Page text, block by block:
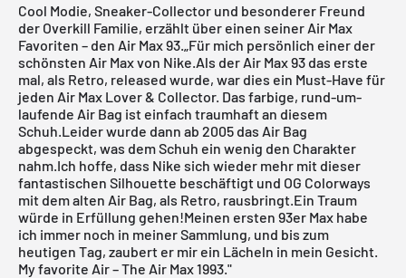
Cool Modie, Sneaker-Collector und besonderer Freund
der Overkill Familie, erzählt über einen seiner Air Max
Favoriten – den Air Max 93.„Für mich persönlich einer der
schönsten Air Max von Nike.Als der Air Max 93 das erste
mal, als Retro, released wurde, war dies ein Must-Have für
jeden Air Max Lover & Collector. Das farbige, rund-um-
laufende Air Bag ist einfach traumhaft an diesem
Schuh.Leider wurde dann ab 2005 das Air Bag
abgespeckt, was dem Schuh ein wenig den Charakter
nahm.Ich hoffe, dass Nike sich wieder mehr mit dieser
fantastischen Silhouette beschäftigt und OG Colorways
mit dem alten Air Bag, als Retro, rausbringt.Ein Traum
würde in Erfüllung gehen!Meinen ersten 93er Max habe
ich immer noch in meiner Sammlung, und bis zum
heutigen Tag, zaubert er mir ein Lächeln in mein Gesicht.
My favorite Air – The Air Max 1993."